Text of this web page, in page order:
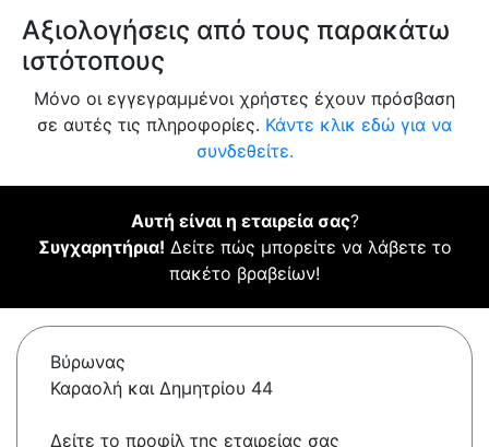
Αξιολογήσεις από τους παρακάτω
ιστότοπους
Μόνο οι εγγεγραμμένοι χρήστες έχουν πρόσβαση
σε αυτές τις πληροφορίες. Κάντε κλικ εδώ για να
συνδεθείτε.
Αυτή είναι η εταιρεία σας?
Συγχαρητήρια! Δείτε πώς μπορείτε να λάβετε το
πακέτο βραβείων!
Βύρωνας
Καραολή και Δημητρίου 44
Δείτε το προφίλ της εταιρείας σας